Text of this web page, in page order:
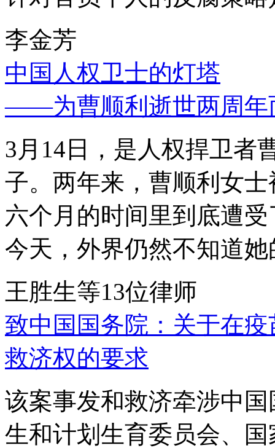
李金芳
中国人权卫士的灯塔
——为曹顺利逝世两周年
3月14日，是人权捍卫者
子。两年来，曹顺利女
六个月的时间里到底遭
今天，外界仍然不知道
王胜生等13位律师
致中国国务院：关于在
救济权的要求
该案事发和救济牵涉中
生和计划生育委员会、